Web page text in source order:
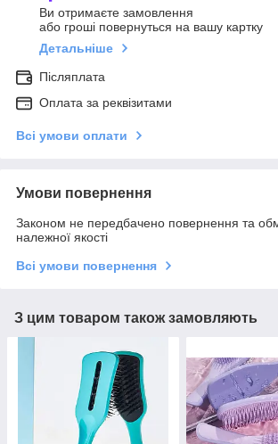
Ви отримаєте замовлення
або гроші повернуться на вашу картку
Детальніше
Післяплата
Оплата за реквізитами
Всі умови оплати
Умови повернення
Законом не передбачено повернення та
належної якості
Всі умови повернення
З цим товаром також замовляють